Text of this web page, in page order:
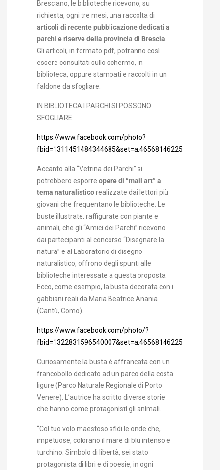
Bresciano, le biblioteche ricevono, su
richiesta, ogni tre mesi, una raccolta di
articoli di recente pubblicazione dedicati a
parchi e riserve della provincia di Brescia
Gli articoli, in formato pdf, potranno così
essere consultati sullo schermo, in
biblioteca, oppure stampati e raccolti in un
faldone da sfogliare.
IN BIBLIOTECA I PARCHI SI POSSONO
SFOGLIARE
https://www.facebook.com/photo?
fbid=1311451484344685&set=a.465681462255029
Accanto alla “Vetrina dei Parchi” si
potrebbero esporre opere di “mail art” a
tema naturalisticorealizzate dai lettori più
giovani che frequentano le biblioteche. Le
buste illustrate, raffigurate con piante e
animali, che gli “Amici dei Parchi” ricevono
dai partecipanti al concorso “Disegnare la
natura” e al Laboratorio di disegno
naturalistico, offrono degli spunti alle
biblioteche interessate a questa proposta.
Ecco, come esempio, la busta decorata con i
gabbiani reali da Maria Beatrice Anania
(Cantù, Como).
https://www.facebook.com/photo/?
fbid=1322831596540007&set=a.465681462255029
Curiosamente la busta è affrancata con un
francobollo dedicato ad un parco della costa
ligure (Parco Naturale Regionale di Porto
Venere). L’autrice ha scritto diverse storie
che hanno come protagonisti gli animali.
“Col tuo volo maestoso sfidi le onde che,
impetuose, colorano il mare di blu intenso e
turchino. Simbolo di libertà, sei stato
protagonista di libri e di poesie, in ogni